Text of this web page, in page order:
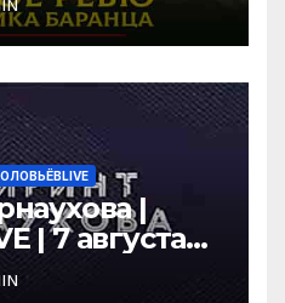
быть? |
|
| 7 августа